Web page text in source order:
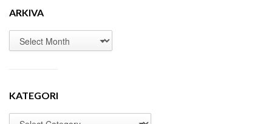
ARKIVA
KATEGORI